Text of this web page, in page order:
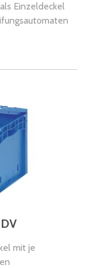
Einzeldeckel
mit je